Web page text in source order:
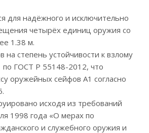
для надёжного и исключительно
четырёх единиц оружия со
1.38 м.
на степень устойчивости к взлому
по ГОСТ Р 55148-2012, что
оружейных сейфов А1 согласно
исходя из требований
1998 года «О мерах по
и служебного оружия и